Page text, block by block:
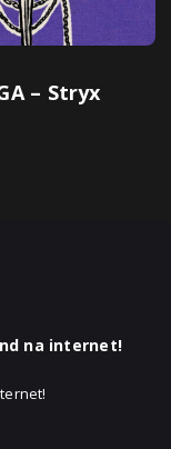
– Stryx
na internet!